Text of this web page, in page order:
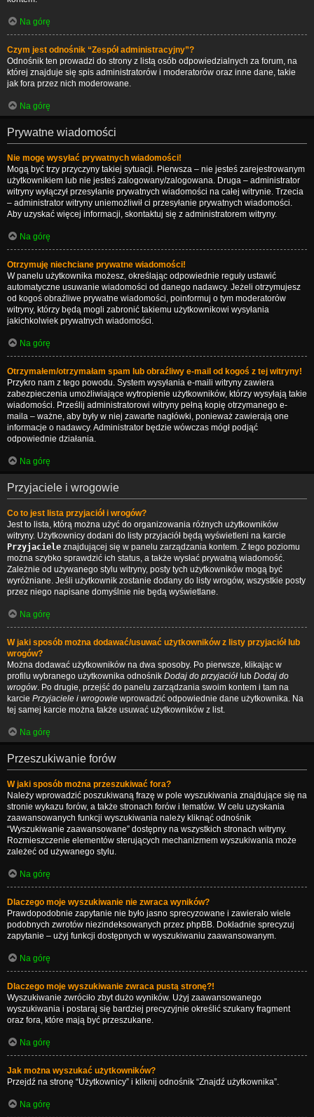
Na górę
Czym jest odnośnik “Zespół administracyjny”?
Odnośnik ten prowadzi do strony z listą osób odpowiedzialnych za forum, na
której znajduje się spis administratorów i moderatorów oraz inne dane, takie
jak fora przez nich moderowane.
Na górę
Prywatne wiadomości
Nie mogę wysyłać prywatnych wiadomości!
Mogą być trzy przyczyny takiej sytuacji. Pierwsza – nie jesteś zarejestrowanym
użytkownikiem lub nie jesteś zalogowany/zalogowana. Druga – administrator
witryny wyłączył przesyłanie prywatnych wiadomości na całej witrynie. Trzecia
– administrator witryny uniemożliwił ci przesyłanie prywatnych wiadomości.
Aby uzyskać więcej informacji, skontaktuj się z administratorem witryny.
Na górę
Otrzymuję niechciane prywatne wiadomości!
W panelu użytkownika możesz, określając odpowiednie reguły ustawić
automatyczne usuwanie wiadomości od danego nadawcy. Jeżeli otrzymujesz
od kogoś obraźliwe prywatne wiadomości, poinformuj o tym moderatorów
witryny, którzy będą mogli zabronić takiemu użytkownikowi wysyłania
jakichkolwiek prywatnych wiadomości.
Na górę
Otrzymałem/otrzymałam spam lub obraźliwy e-mail od kogoś z tej witryny!
Przykro nam z tego powodu. System wysyłania e-maili witryny zawiera
zabezpieczenia umożliwiające wytropienie użytkowników, którzy wysyłają takie
wiadomości. Prześlij administratorowi witryny pełną kopię otrzymanego e-
maila – ważne, aby były w niej zawarte nagłówki, ponieważ zawierają one
informacje o nadawcy. Administrator będzie wówczas mógł podjąć
odpowiednie działania.
Na górę
Przyjaciele i wrogowie
Co to jest lista przyjaciół i wrogów?
Jest to lista, którą można użyć do organizowania różnych użytkowników
witryny. Użytkownicy dodani do listy przyjaciół będą wyświetleni na karcie
Przyjaciele znajdującej się w panelu zarządzania kontem. Z tego poziomu
można szybko sprawdzić ich status, a także wysłać prywatną wiadomość.
Zależnie od używanego stylu witryny, posty tych użytkowników mogą być
wyróżniane. Jeśli użytkownik zostanie dodany do listy wrogów, wszystkie posty
przez niego napisane domyślnie nie będą wyświetlane.
Na górę
W jaki sposób można dodawać/usuwać użytkowników z listy przyjaciół lub
wrogów?
Można dodawać użytkowników na dwa sposoby. Po pierwsze, klikając w
profilu wybranego użytkownika odnośnik Dodaj do przyjaciół lub Dodaj do
wrogów. Po drugie, przejść do panelu zarządzania swoim kontem i tam na
karcie Przyjaciele i wrogowie wprowadzić odpowiednie dane użytkownika. Na
tej samej karcie można także usuwać użytkowników z list.
Na górę
Przeszukiwanie forów
W jaki sposób można przeszukiwać fora?
Należy wprowadzić poszukiwaną frazę w pole wyszukiwania znajdujące się na
stronie wykazu forów, a także stronach forów i tematów. W celu uzyskania
zaawansowanych funkcji wyszukiwania należy kliknąć odnośnik
“Wyszukiwanie zaawansowane” dostępny na wszystkich stronach witryny.
Rozmieszczenie elementów sterujących mechanizmem wyszukiwania może
zależeć od używanego stylu.
Na górę
Dlaczego moje wyszukiwanie nie zwraca wyników?
Prawdopodobnie zapytanie nie było jasno sprecyzowane i zawierało wiele
podobnych zwrotów niezindeksowanych przez phpBB. Dokładnie sprecyzuj
zapytanie – użyj funkcji dostępnych w wyszukiwaniu zaawansowanym.
Na górę
Dlaczego moje wyszukiwanie zwraca pustą stronę?!
Wyszukiwanie zwróciło zbyt dużo wyników. Użyj zaawansowanego
wyszukiwania i postaraj się bardziej precyzyjnie określić szukany fragment
oraz fora, które mają być przeszukane.
Na górę
Jak można wyszukać użytkowników?
Przejdź na stronę “Użytkownicy” i kliknij odnośnik “Znajdź użytkownika”.
Na górę